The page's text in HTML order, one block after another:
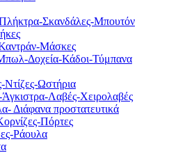
Σκανδάλες-Μπουτόν
Μάσκες
Δοχεία-Κάδοι-Τύμπανα
Ντίζες-Ωστήρια
Λαβές-Χειρολαβές
Διάφανα προστατευτικά
Πόρτες
Ράουλα